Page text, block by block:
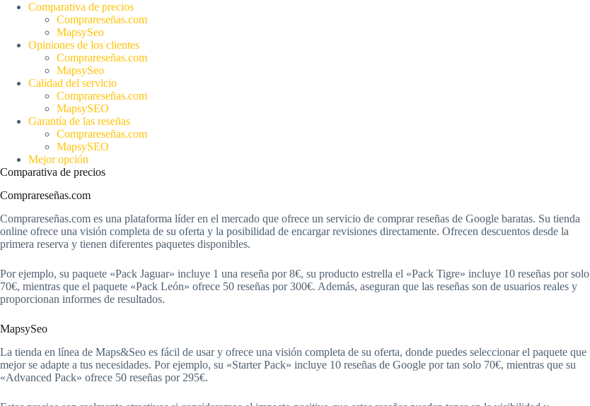
Comparativa de precios
Comprareseñas.com
MapsySeo
Opiniones de los clientes
Comprareseñas.com
MapsySeo
Calidad del servicio
Comprareseñas.com
MapsySEO
Garantía de las reseñas
Comprareseñas.com
MapsySEO
Mejor opción
Comparativa de precios
Comprareseñas.com
Comprareseñas.com es una plataforma líder en el mercado que ofrece un servicio de comprar reseñas de Google baratas. Su tienda
online ofrece una visión completa de su oferta y la posibilidad de encargar revisiones directamente. Ofrecen descuentos desde la
primera reserva y tienen diferentes paquetes disponibles.
Por ejemplo, su paquete «Pack Jaguar» incluye 1 una reseña por 8€, su producto estrella el «Pack Tigre» incluye 10 reseñas por solo
70€, mientras que el paquete «Pack León» ofrece 50 reseñas por 300€. Además, aseguran que las reseñas son de usuarios reales y
proporcionan informes de resultados.
MapsySeo
La tienda en línea de Maps&Seo es fácil de usar y ofrece una visión completa de su oferta, donde puedes seleccionar el paquete que
mejor se adapte a tus necesidades. Por ejemplo, su «Starter Pack» incluye 10 reseñas de Google por tan solo 70€, mientras que su
«Advanced Pack» ofrece 50 reseñas por 295€.